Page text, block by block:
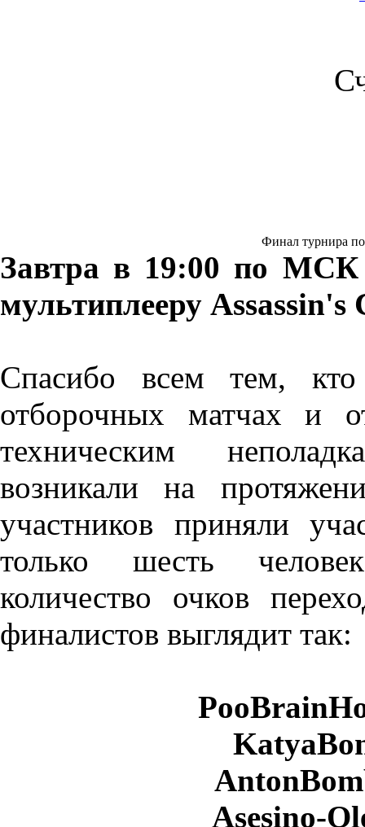
Финал турнира по
Завтра в 19:00 по МСК
мультиплееру Assassin's
Спасибо всем тем,
отборочных матчах и
техническим
возникали на
участников приняли
только шесть
количество очков
финалистов выглядит так:
Asesino-